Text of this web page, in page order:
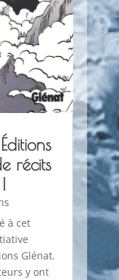
récits
à cet
Glénat.
y ont